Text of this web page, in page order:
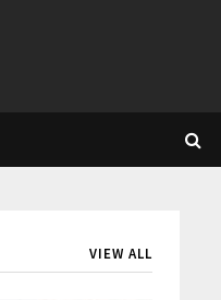
VIEW ALL